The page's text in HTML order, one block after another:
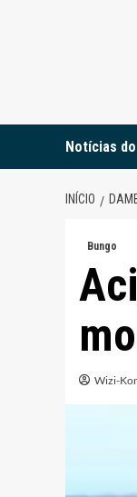
Notícias
INÍCIO
Bungo
Wizi-